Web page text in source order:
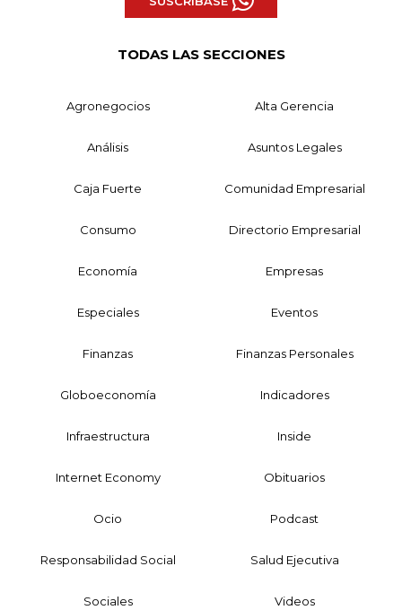
TODAS LAS SECCIONES
Agronegocios Alta Gerencia
Análisis Asuntos Legales
Caja Fuerte Comunidad Empresarial
Consumo Directorio Empresarial
Economía Empresas
Especiales Eventos
Finanzas Finanzas Personales
Globoeconomía Indicadores
Infraestructura Inside
Internet Economy Obituarios
Ocio Podcast
Responsabilidad Social Salud Ejecutiva
Sociales Videos